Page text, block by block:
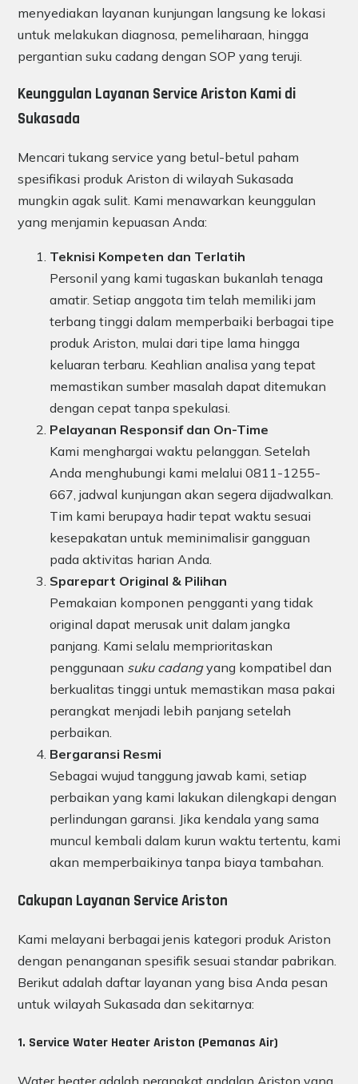
menyediakan layanan kunjungan langsung ke lokasi
untuk melakukan diagnosa, pemeliharaan, hingga
pergantian suku cadang dengan SOP yang teruji.
Keunggulan Layanan Service Ariston Kami di
Sukasada
Mencari tukang service yang betul-betul paham
spesifikasi produk Ariston di wilayah Sukasada
mungkin agak sulit. Kami menawarkan keunggulan
yang menjamin kepuasan Anda:
Teknisi Kompeten dan Terlatih
Personil yang kami tugaskan bukanlah tenaga
amatir. Setiap anggota tim telah memiliki jam
terbang tinggi dalam memperbaiki berbagai tipe
produk Ariston, mulai dari tipe lama hingga
keluaran terbaru. Keahlian analisa yang tepat
memastikan sumber masalah dapat ditemukan
dengan cepat tanpa spekulasi.
Pelayanan Responsif dan On-Time
Kami menghargai waktu pelanggan. Setelah
Anda menghubungi kami melalui 0811-1255-
667, jadwal kunjungan akan segera dijadwalkan.
Tim kami berupaya hadir tepat waktu sesuai
kesepakatan untuk meminimalisir gangguan
pada aktivitas harian Anda.
Sparepart Original & Pilihan
Pemakaian komponen pengganti yang tidak
original dapat merusak unit dalam jangka
panjang. Kami selalu memprioritaskan
penggunaan suku cadangyang kompatibel dan
berkualitas tinggi untuk memastikan masa pakai
perangkat menjadi lebih panjang setelah
perbaikan.
Bergaransi Resmi
Sebagai wujud tanggung jawab kami, setiap
perbaikan yang kami lakukan dilengkapi dengan
perlindungan garansi. Jika kendala yang sama
muncul kembali dalam kurun waktu tertentu, kami
akan memperbaikinya tanpa biaya tambahan.
Cakupan Layanan Service Ariston
Kami melayani berbagai jenis kategori produk Ariston
dengan penanganan spesifik sesuai standar pabrikan.
Berikut adalah daftar layanan yang bisa Anda pesan
untuk wilayah Sukasada dan sekitarnya:
1. Service Water Heater Ariston (Pemanas Air)